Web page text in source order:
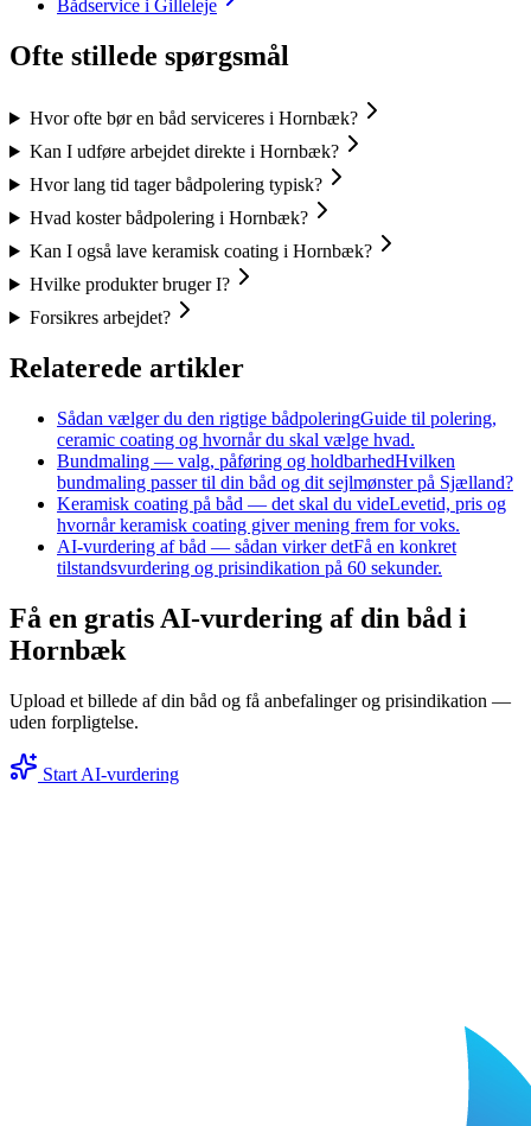
Bådservice i Gilleleje
Ofte stillede spørgsmål
Hvor ofte bør en båd serviceres i Hornbæk?
Kan I udføre arbejdet direkte i Hornbæk?
Hvor lang tid tager bådpolering typisk?
Hvad koster bådpolering i Hornbæk?
Kan I også lave keramisk coating i Hornbæk?
Hvilke produkter bruger I?
Forsikres arbejdet?
Relaterede artikler
Sådan vælger du den rigtige bådpoleringGuide til polering,
ceramic coating og hvornår du skal vælge hvad.
Bundmaling — valg, påføring og holdbarhedHvilken
bundmaling passer til din båd og dit sejlmønster på Sjælland?
Keramisk coating på båd — det skal du videLevetid, pris og
hvornår keramisk coating giver mening frem for voks.
AI-vurdering af båd — sådan virker detFå en konkret
tilstandsvurdering og prisindikation på 60 sekunder.
Få en gratis AI-vurdering af din båd i
Hornbæk
Upload et billede af din båd og få anbefalinger og prisindikation —
uden forpligtelse.
Start AI-vurdering